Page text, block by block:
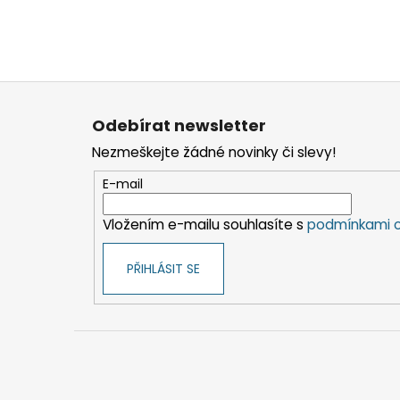
Z
Odebírat newsletter
Nezmeškejte žádné novinky či slevy!
E-mail
Vložením e-mailu souhlasíte s podmínkami
PŘIHLÁSIT SE